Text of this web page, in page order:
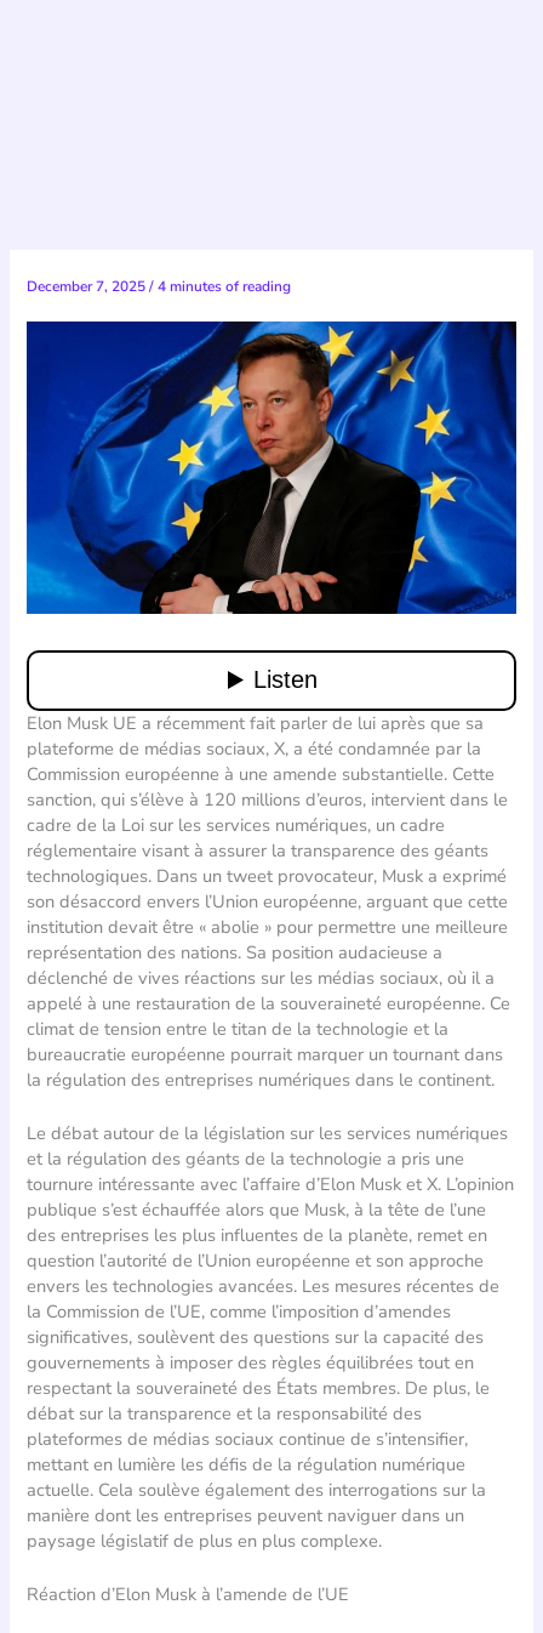
December 7, 2025/4 minutes of reading
Elon Musk UE a récemment fait parler de lui après que sa
plateforme de médias sociaux, X, a été condamnée par la
Commission européenne à une amende substantielle. Cette
sanction, qui s’élève à 120 millions d’euros, intervient dans le
cadre de la Loi sur les services numériques, un cadre
réglementaire visant à assurer la transparence des géants
technologiques. Dans un tweet provocateur, Musk a exprimé
son désaccord envers l’Union européenne, arguant que cette
institution devait être « abolie » pour permettre une meilleure
représentation des nations. Sa position audacieuse a
déclenché de vives réactions sur les médias sociaux, où il a
appelé à une restauration de la souveraineté européenne. Ce
climat de tension entre le titan de la technologie et la
bureaucratie européenne pourrait marquer un tournant dans
la régulation des entreprises numériques dans le continent.
Le débat autour de la législation sur les services numériques
et la régulation des géants de la technologie a pris une
tournure intéressante avec l’affaire d’Elon Musk et X. L’opinion
publique s’est échauffée alors que Musk, à la tête de l’une
des entreprises les plus influentes de la planète, remet en
question l’autorité de l’Union européenne et son approche
envers les technologies avancées. Les mesures récentes de
la Commission de l’UE, comme l’imposition d’amendes
significatives, soulèvent des questions sur la capacité des
gouvernements à imposer des règles équilibrées tout en
respectant la souveraineté des États membres. De plus, le
débat sur la transparence et la responsabilité des
plateformes de médias sociaux continue de s’intensifier,
mettant en lumière les défis de la régulation numérique
actuelle. Cela soulève également des interrogations sur la
manière dont les entreprises peuvent naviguer dans un
paysage législatif de plus en plus complexe.
Réaction d’Elon Musk à l’amende de l’UE